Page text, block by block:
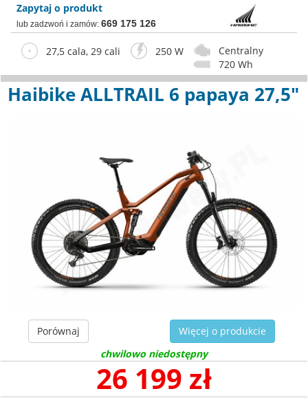
Zapytaj o produkt
lub zadzwoń i zamów: 669 175 126
27,5 cala, 29 cali 250 W
Centralny
720 Wh
Haibike ALLTRAIL 6 papaya 27,5"
Porównaj
Więcej o produkcie
chwilowo niedostępny
26 199 zł